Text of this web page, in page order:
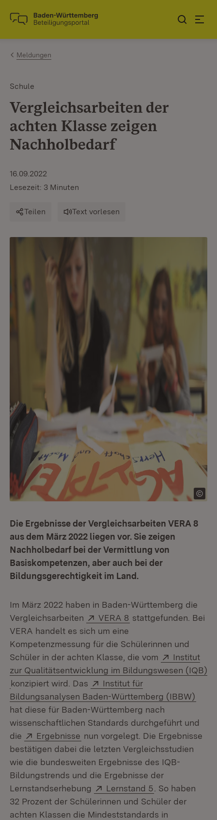
Zum Inhalt springen
Link zur Startseite
Meldungen
Schule
Vergleichsarbeiten der
achten Klasse zeigen
Nachholbedarf
16.09.2022
Lesezeit: 3 Minuten
Teilen Text vorlesen
Die Ergebnisse der Vergleichsarbeiten VERA 8
aus dem März 2022 liegen vor. Sie zeigen
Nachholbedarf bei der Vermittlung von
Basiskompetenzen, aber auch bei der
Bildungsgerechtigkeit im Land.
Im März 2022 haben in Baden-Württemberg die
Vergleichsarbeiten
Extern:
VERA 8 (Öffnet in neuem
stattgefunden. Bei
VERA handelt es sich um eine
Kompetenzmessung für die Schülerinnen und
Schüler in der achten Klasse, die vom
Extern:
Institut
zur Qualitätsentwicklung im Bildungswesen (IQB)
(Öffnet in neuem Fenster)
konzipiert wird. Das Extern:
Institut für
Bildungsanalysen Baden-Württemberg (IBBW)
hat diese für Baden-Württemberg nach
wissenschaftlichen Standards durchgeführt und
die
Extern:
Ergebnisse (Öffnet in neuem Fenster)
nun vorgelegt. Die Ergebnisse
bestätigen dabei die letzten Vergleichsstudien
wie die bundesweiten Ergebnisse des IQB-
Bildungstrends und die Ergebnisse der
Lernstandserhebung
Extern:
Lernstand 5 (Öffnet in
. So haben
32 Prozent der Schülerinnen und Schüler der
achten Klassen die Mindeststandards in